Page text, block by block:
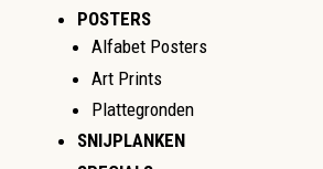
POSTERS
Alfabet Posters
Art Prints
Plattegronden
SNIJPLANKEN